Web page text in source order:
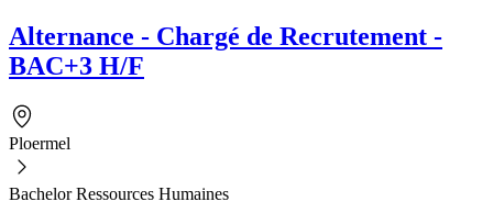
Alternance - Chargé de Recrutement -
BAC+3 H/F
Ploermel
Bachelor Ressources Humaines